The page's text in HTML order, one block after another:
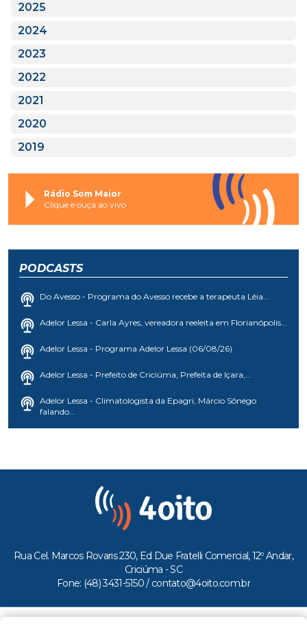
2025
2024
2023
2022
2021
2020
2019
Rádio Som Maior
Clique e ouça ao vivo
PODCASTS
Do Avesso - Programa do Avesso recebe a terapeuta Léia...
Adelor Lessa - Carla Ayres, vereadora reeleita em Florianópolis...
Adelor Lessa - Programa Adelor Lessa (06/08/26)
Adelor Lessa - Prefeito de Criciúma, Prefeita de Içara,...
Adelor Lessa - Climatologista da Epagri, Márcio Sônego
falando...
Rua Cel. Marcos Rovaris 230, Ed Due Fratelli Comercial, 12º Andar,
Criciúma - SC
Fone: (48) 3431-5150 / contato@4oito.com.br